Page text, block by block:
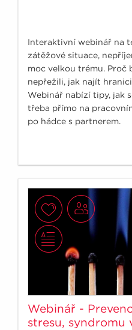
Interaktivní webinář na
zátěžové situace,
moc velkou trému. Proč
nepřežili, jak najít
Webinář nabízí tipy, jak
třeba přímo na
po hádce s partnerem.
Webinář -
stresu, syndromu